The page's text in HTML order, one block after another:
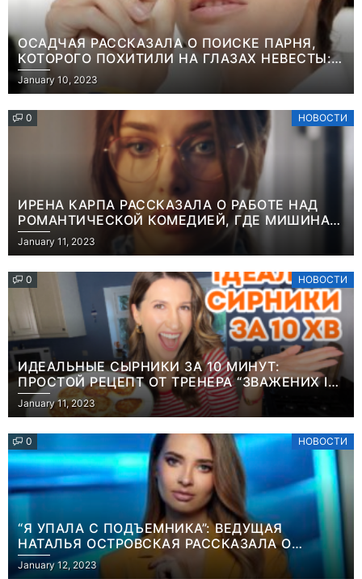
ОСАДЧАЯ РАССКАЗАЛА О ПОИСКЕ ПАРНЯ,
КОТОРОГО ПОХИТИЛИ НА ГЛАЗАХ НЕВЕСТЫ:
“ОН ВЕСЬ УДАР ПРИНЯЛ НА СЕБЯ”
January 10, 2023
0 НОВОСТИ
ИРЕНА КАРПА РАССКАЗАЛА О РАБОТЕ НАД
РОМАНТИЧЕСКОЙ КОМЕДИЕЙ, ГДЕ МИШИНА В
РОЛИ МАТЕРИ-ОДИНОЧКИ
January 11, 2023
0 НОВОСТИ
ИДЕАЛЬНЫЕ СЫРНИКИ ЗА 10 МИНУТ:
ПРОСТОЙ РЕЦЕПТ ОТ ТРЕНЕРА “ЗВАЖЕНИХ І
ЩАСЛИВИХ” АНИТЫ ЛУЦЕНКО
January 11, 2023
0 НОВОСТИ
“Я УПАЛА С ПОДЪЕМНИКА”: ВЕДУЩАЯ
НАТАЛЬЯ ОСТРОВСКАЯ РАССКАЗАЛА О
НЕПРИЯТНОМ ИНЦИДЕНТЕ В ЗИМНИХ
КАРПАТАХ
January 12, 2023
Новости
Победительница
Геймеры